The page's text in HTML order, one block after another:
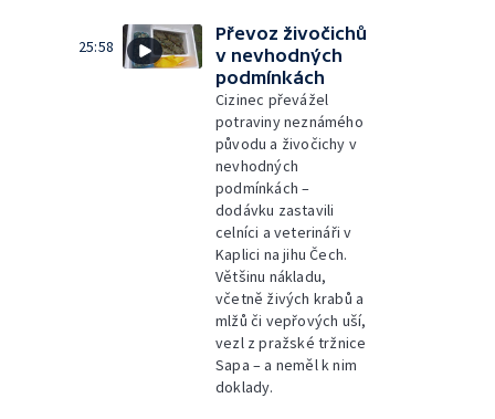
25:58
Převoz živočichů
v nevhodných
podmínkách
Cizinec převážel
potraviny neznámého
původu a živočichy v
nevhodných
podmínkách –
dodávku zastavili
celníci a veterináři v
Kaplici na jihu Čech.
Většinu nákladu,
včetně živých krabů a
mlžů či vepřových uší,
vezl z pražské tržnice
Sapa – a neměl k nim
doklady.